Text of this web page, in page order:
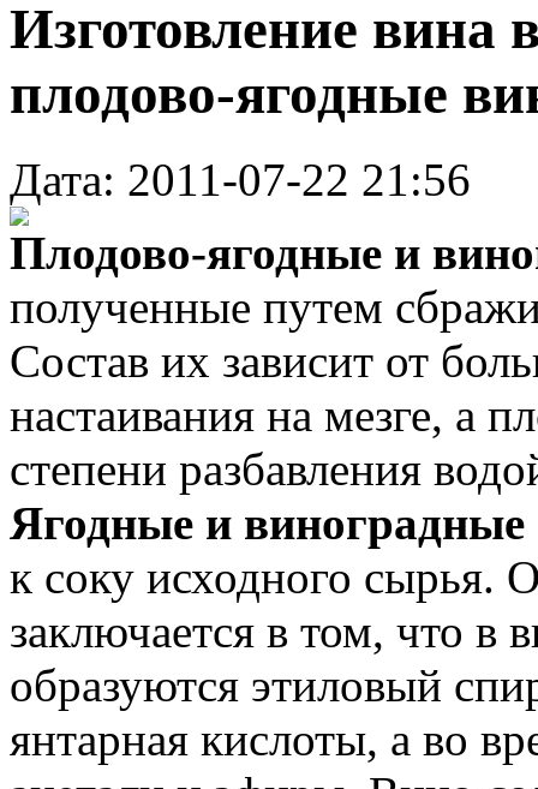
Изготовление вина
плодово-ягодные
Дата: 2011-07-22 21:56
Плодово-ягодные и
полученные путем
Состав их зависит от
настаивания на мезге, а
степени разбавления
Ягодные и виноградные
к соку исходного сырья.
заключается в том, что в
образуются этиловый
янтарная кислоты, а во